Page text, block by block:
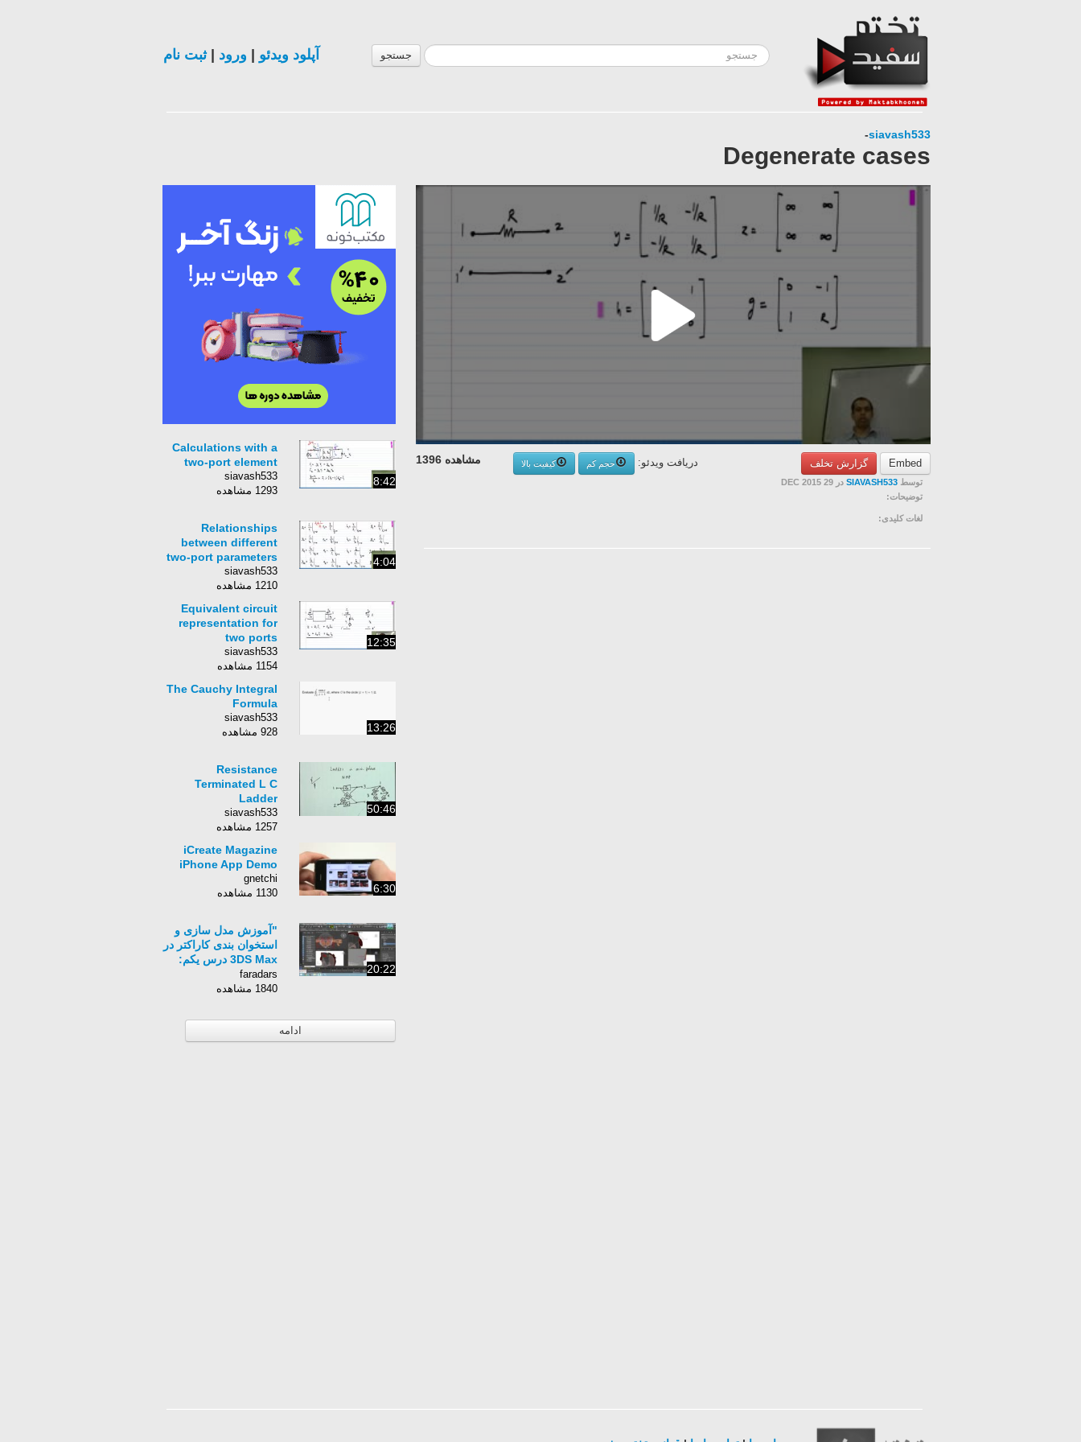
جستجو آپلود ویدئو ورود |ثبت نام
siavash533
-
Degenerate cases
Embed گزارش تخلف مشاهده 1396 دریافت ویدئو: حجم کم
کیفیت بالا
توسط SIAVASH533 در 29 DEC 2015
توضیحات:
لغات کلیدی:
8:42
Calculations with a
two-port element
siavash533
1293 مشاهده
4:04
Relationships
between different
two-port parameters
siavash533
1210 مشاهده
12:35
Equivalent circuit
representation for
two ports
siavash533
1154 مشاهده
13:26
The Cauchy Integral
Formula
siavash533
928 مشاهده
50:46
Resistance
Terminated L C
Ladder
siavash533
1257 مشاهده
6:30
iCreate Magazine
iPhone App Demo
gnetchi
1130 مشاهده
20:22
"آموزش مدل سازی و
استخوان بندی کاراکتر در
3DS Max درس یکم:
ساخت یک شخصیت
کارتونی (ج)"
faradars
1840 مشاهده
ادامه